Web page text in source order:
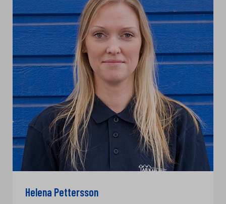
Helena Pettersson